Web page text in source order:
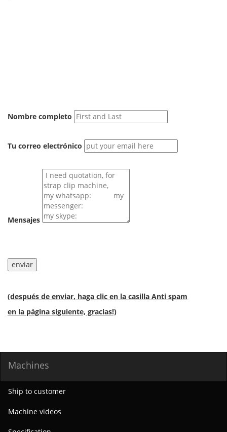
Nombre completo
Tu correo electrónico
Mensajes
(después de enviar, haga clic en la casilla Anti spam
en la página siguiente, gracias!)
Machines
Ship to customer
Machine videos